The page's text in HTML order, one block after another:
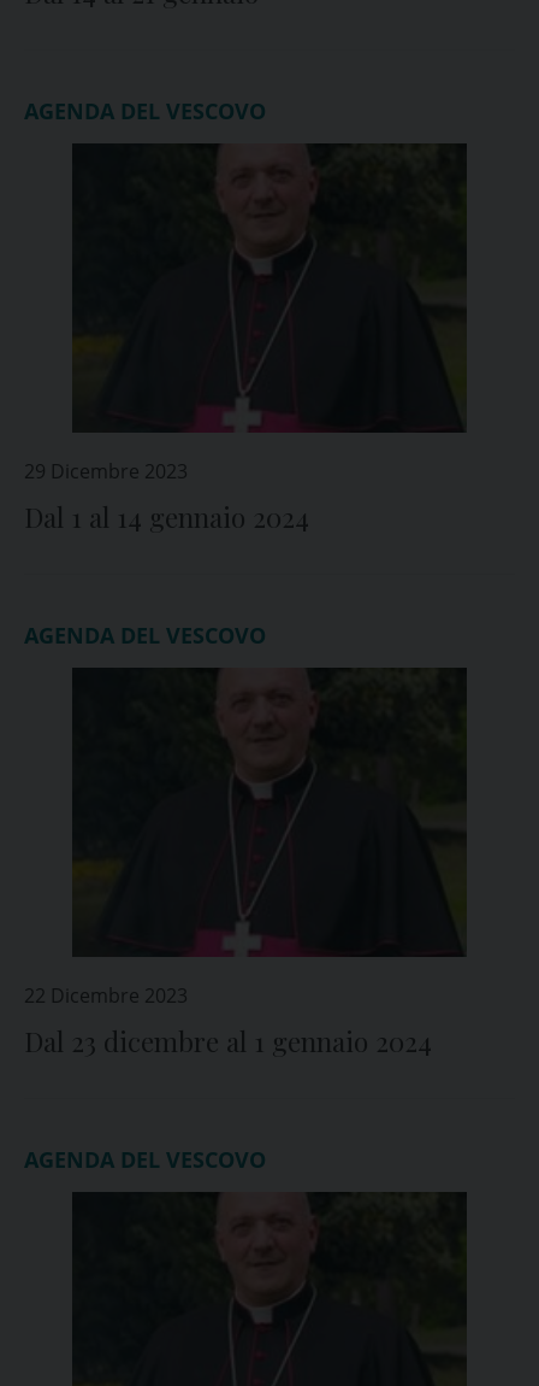
AGENDA DEL VESCOVO
29 Dicembre 2023
Dal 1 al 14 gennaio 2024
AGENDA DEL VESCOVO
22 Dicembre 2023
Dal 23 dicembre al 1 gennaio 2024
AGENDA DEL VESCOVO